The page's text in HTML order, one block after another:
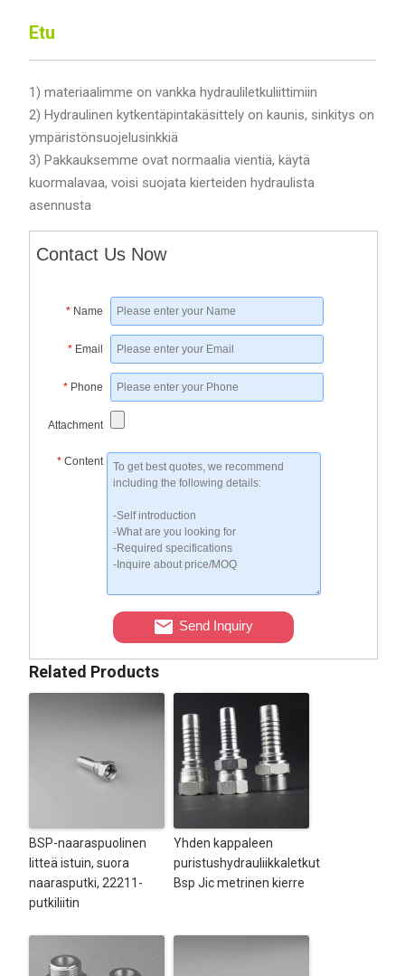
Etu
1) materiaalimme on vankka hydrauliletkuliittimiin
2) Hydraulinen kytkentäpintakäsittely on kaunis, sinkitys on
ympäristönsuojelusinkkiä
3) Pakkauksemme ovat normaalia vientiä, käytä
kuormalavaa, voisi suojata kierteiden hydraulista
asennusta
Contact Us Now
* Name
* Email
* Phone
Attachment
* Content
Send Inquiry
Related Products
BSP-naaraspuolinen
litteä istuin, suora
naarasputki, 22211-
putkiliitin
Yhden kappaleen
puristushydrauliikkaletkut
Bsp Jic metrinen kierre